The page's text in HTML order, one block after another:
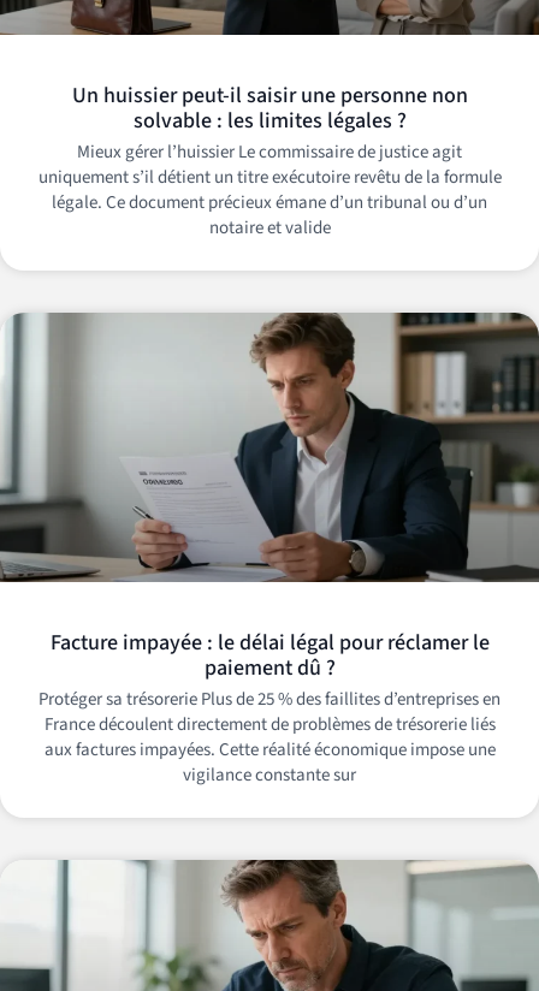
Un huissier peut-il saisir une personne non
solvable : les limites légales ?
Mieux gérer l’huissier Le commissaire de justice agit
uniquement s’il détient un titre exécutoire revêtu de la formule
légale. Ce document précieux émane d’un tribunal ou d’un
notaire et valide
Facture impayée : le délai légal pour réclamer le
paiement dû ?
Protéger sa trésorerie Plus de 25 % des faillites d’entreprises en
France découlent directement de problèmes de trésorerie liés
aux factures impayées. Cette réalité économique impose une
vigilance constante sur